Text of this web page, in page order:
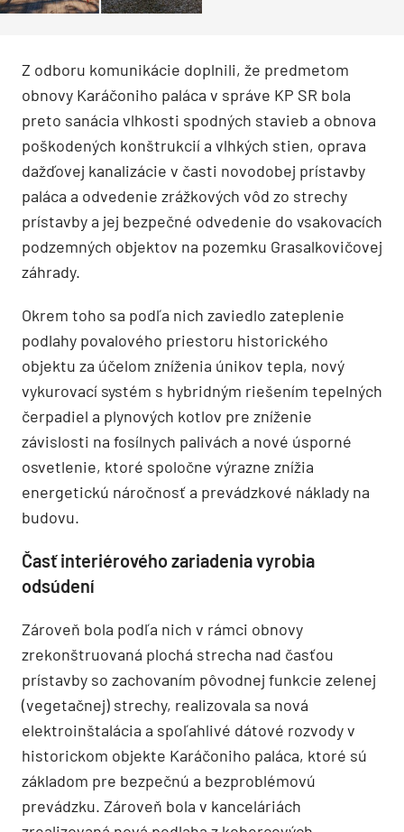
Z odboru komunikácie doplnili, že predmetom
obnovy Karáčoniho paláca v správe KP SR bola
preto sanácia vlhkosti spodných stavieb a obnova
poškodených konštrukcií a vlhkých stien, oprava
dažďovej kanalizácie v časti novodobej prístavby
paláca a odvedenie zrážkových vôd zo strechy
prístavby a jej bezpečné odvedenie do vsakovacích
podzemných objektov na pozemku Grasalkovičovej
záhrady.
Okrem toho sa podľa nich zaviedlo zateplenie
podlahy povalového priestoru historického
objektu za účelom zníženia únikov tepla, nový
vykurovací systém s hybridným riešením tepelných
čerpadiel a plynových kotlov pre zníženie
závislosti na fosílnych palivách a nové úsporné
osvetlenie, ktoré spoločne výrazne znížia
energetickú náročnosť a prevádzkové náklady na
budovu.
Časť interiérového zariadenia vyrobia
odsúdení
Zároveň bola podľa nich v rámci obnovy
zrekonštruovaná plochá strecha nad časťou
prístavby so zachovaním pôvodnej funkcie zelenej
(vegetačnej) strechy, realizovala sa nová
elektroinštalácia a spoľahlivé dátové rozvody v
historickom objekte Karáčoniho paláca, ktoré sú
základom pre bezpečnú a bezproblémovú
prevádzku. Zároveň bola v kanceláriách